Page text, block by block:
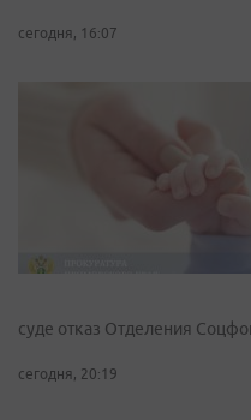
сегодня, 16:07
суде отказ Отделения
сегодня, 20:19